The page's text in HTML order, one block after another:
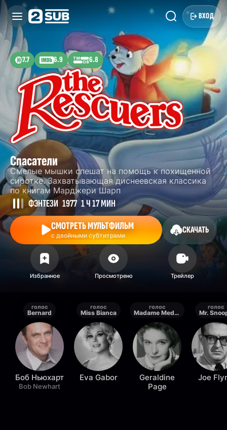
ВХОД
7.7 6.9 6.8
Спасатели
Смелые мышки спешат на помощь к похищенной
сиротке. Захватывающая диснеевская классика
по книгам Марджери Шарп
ФЭНТЕЗИ 1977 1 Ч 17 МИН
СМОТРЕТЬ МУЛЬТФИЛЬМ
с двойными субтитрами
СКАЧАТЬ
голос
Bernard
Боб Ньюхарт
Bob Newhart
голос
Miss Bianca
Eva Gabor
голос
Madame Medusa
Geraldine
Page
голос
Mr.
Joe